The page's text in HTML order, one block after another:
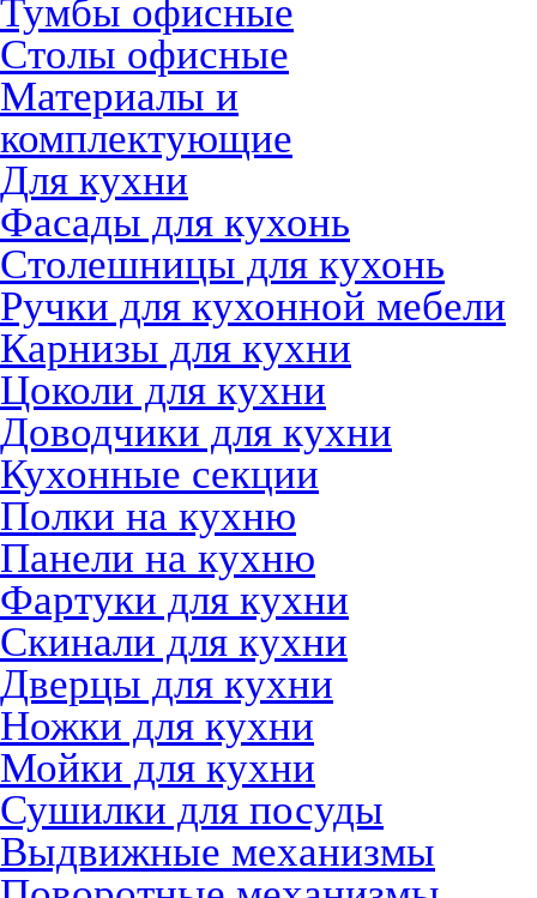
Тумбы офисные
Столы офисные
Материалы и
комплектующие
Для кухни
Фасады для кухонь
Столешницы для кухонь
Ручки для кухонной мебели
Карнизы для кухни
Цоколи для кухни
Доводчики для кухни
Кухонные секции
Полки на кухню
Панели на кухню
Фартуки для кухни
Скинали для кухни
Дверцы для кухни
Ножки для кухни
Мойки для кухни
Сушилки для посуды
Выдвижные механизмы